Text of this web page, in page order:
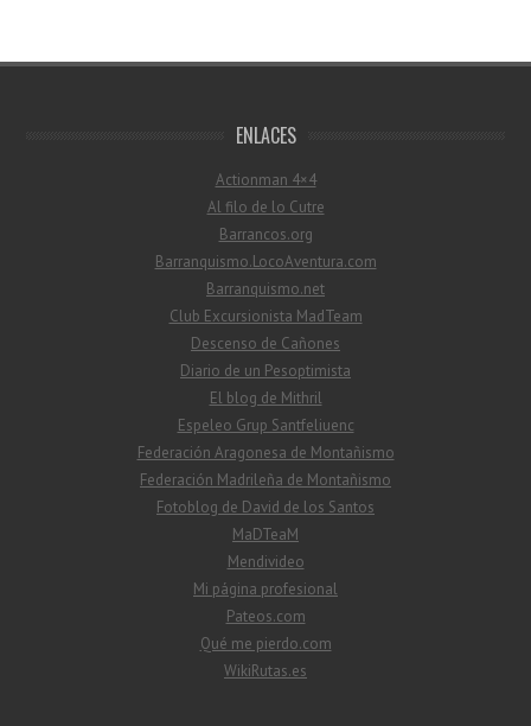
ENLACES
Actionman 4×4
Al filo de lo Cutre
Barrancos.org
Barranquismo.LocoAventura.com
Barranquismo.net
Club Excursionista MadTeam
Descenso de Cañones
Diario de un Pesoptimista
El blog de Mithril
Espeleo Grup Santfeliuenc
Federación Aragonesa de Montañismo
Federación Madrileña de Montañismo
Fotoblog de David de los Santos
MaDTeaM
Mendivideo
Mi página profesional
Pateos.com
Qué me pierdo.com
WikiRutas.es